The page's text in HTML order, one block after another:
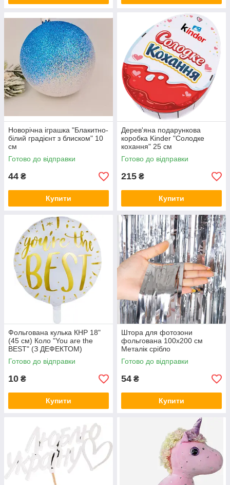
Новорічна іграшка "Блакитно-
білий градієнт з блиском" 10
см
Готово до відправки
44 ₴
Купити
Дерев'яна подарункова
коробка Kinder "Солодке
кохання" 25 см
Готово до відправки
215 ₴
Купити
Фольгована кулька КНР 18"
(45 см) Коло "You are the
BEST" (З ДЕФЕКТОМ)
Готово до відправки
10 ₴
Купити
Штора для фотозони
фольгована 100х200 см
Металік срібло
Готово до відправки
54 ₴
Купити